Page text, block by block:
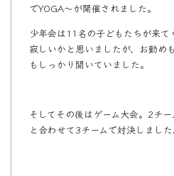
でYOGA〜が開催されました。
少年会は11名の子どもたちが来て
寂しいかと思いましたが、お勤め
もしっかり聞いていました。
そしてその後はゲーム大会。2チ
と合わせて3チームで対決しました